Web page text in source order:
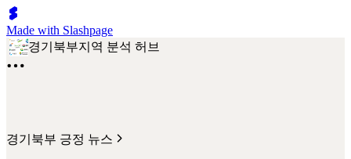
Made with Slashpage
경기북부지역 분석 허브
경기북부 긍정 뉴스